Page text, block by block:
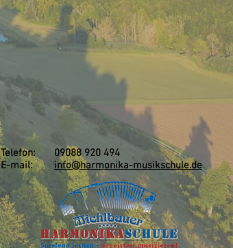
Telefon: 09088 920 494
E-mail: info@harmonika-musikschule.de